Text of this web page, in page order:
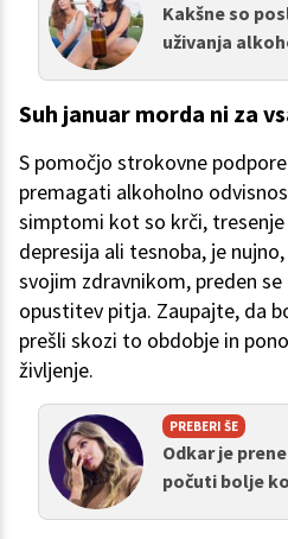
Kakšne so
uživanja
Suh januar morda ni za
S pomočjo strokovne
premagati alkoholno
simptomi kot so krči,
depresija ali tesnoba, je
svojim zdravnikom, preden
opustitev pitja. Zaupajte, da
prešli skozi to obdobje in
življenje.
PREBERI ŠE
Odkar je
počuti bolje